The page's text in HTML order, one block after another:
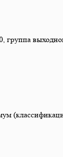
группа